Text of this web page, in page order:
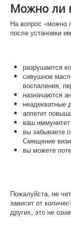
Можно ли
На вопрос «можно
после установки
разрушается
сивушное
воспаления,
назначаются
неадекватные
аппетит
ваш
вы забываете
Смещение
вы можете
Пожалуйста, не
зависит от
других, это не